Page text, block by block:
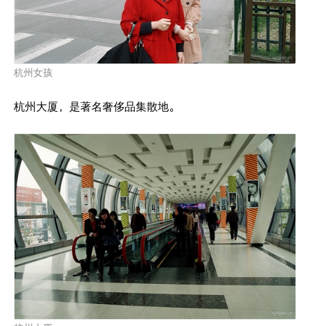
杭州女孩
杭州大厦，是著名奢侈品集散地。